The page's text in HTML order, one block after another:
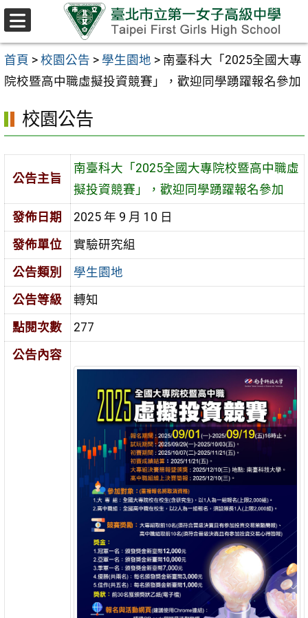
跳至主要內容區
首頁 > 校園公告 > 學生園地 > 南臺科大「2025全國大專
院校暨高中職虛擬投資競賽」，歡迎同學踴躍報名參加
校園公告
公告主旨
南臺科大「2025全國大專院校暨高中職虛
擬投資競賽」，歡迎同學踴躍報名參加
發佈日期
2025 年 9 月 10 日
發佈單位
實驗研究組
公告類別
學生園地
公告等級
轉知
點閱次數
277
公告內容
選
單